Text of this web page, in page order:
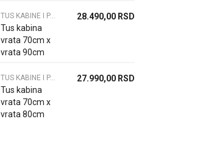
TUS KABINE I PARAVANI
Tus kabina
vrata 70cm x
vrata 90cm
28.490,00 RSD
TUS KABINE I PARAVANI
Tus kabina
vrata 70cm x
vrata 80cm
27.990,00 RSD